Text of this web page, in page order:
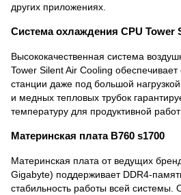
других приложениях.
Система охлаждения CPU Tower
Высококачественная система
Tower Silent Air Cooling
станции даже под большой
и медных тепловых трубок
температуру для продуктивной
Материнская плата B760 s1700
Материнская плата от ведущих
Gigabyte) поддерживает DDR4-
стабильность работы всей системы.